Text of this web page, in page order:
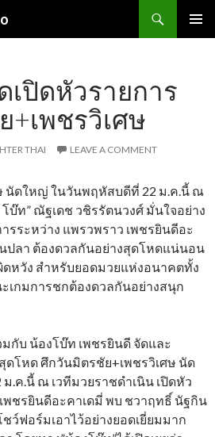
ปิดหัวรายการ
เพชรวิเศษ
THAI LEAVE A COMMENT
นัดใหญ่ ในวันพฤหัสบดีที่ 22 ม.ค.นี้ ณ
โบ๊ท” ณัฐเดช วชิรรัตนวงศ์ มั่นใจอย่าง
รระหว่าง แพรวพราว เพชรยินดีอะ
ปลา ต้องดวลกันอย่างสุดโหดแน่นอน
หวัง สำหรับยอดมวยแห่งอนาคตทั้ง
เกมการชกต้องดวลกันอย่างสนุก
กับ น้องโบ๊ท เพชรยินดี จัดและ
ดโหด ศึกวันมิตรชัย+เพชรวิเศษ นัด
.ค.นี้ ณ เวทีมวยราชดำเนิน เปิดหัว
พชรยินดีอะคาเดมี่ พบ ชวาฤทธิ์ นัฐกิน
ว์ฟอร์มเอาไว้อย่างยอดเยี่ยมมาก